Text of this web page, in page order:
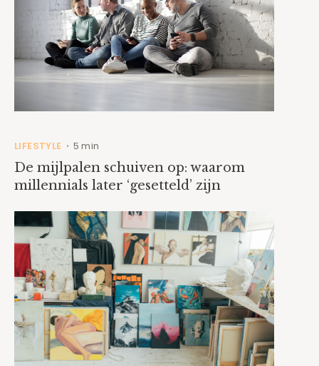
LIFESTYLE • 5 min
De mijlpalen schuiven op: waarom
millennials later ‘gesetteld’ zijn